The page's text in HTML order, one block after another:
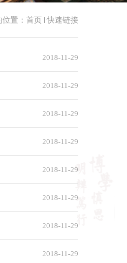
置： 首页 快速链接
2018-11-29
2018-11-29
2018-11-29
2018-11-29
2018-11-29
2018-11-29
2018-11-29
2018-11-29